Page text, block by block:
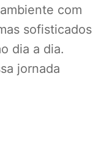
com
sofisticados
dia a dia.
jornada